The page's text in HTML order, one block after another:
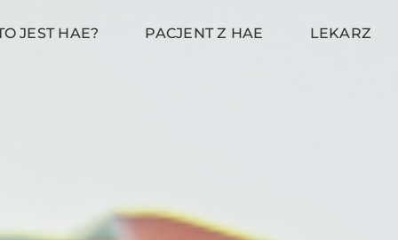
JEST HAE? PACJENT Z HAE LEKARZ